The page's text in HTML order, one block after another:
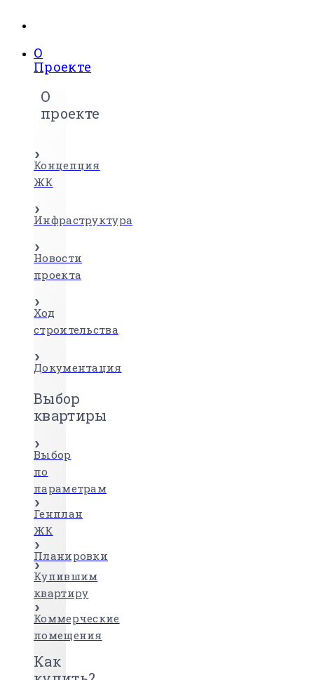
О
Проекте
О
проекте
Концепция
ЖК
Инфраструктура
Новости
проекта
Ход
строительства
Документация
Выбор
квартиры
Выбор
по
параметрам
Генплан
ЖК
Планировки
Купившим
квартиру
Коммерческие
помещения
Как